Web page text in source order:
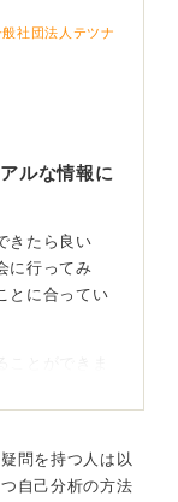
社団法人テツナ
ルな情報に
きたら良い
に行ってみ
とに合ってい
とができま
問を持つ人は以
自己分析の方法